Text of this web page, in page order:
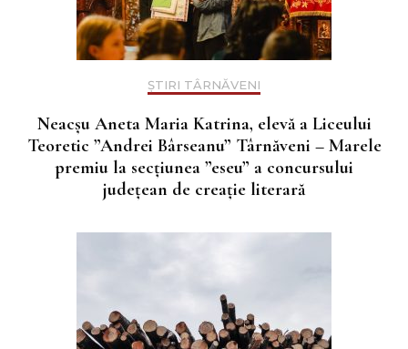
ȘTIRI TÂRNĂVENI
Neacșu Aneta Maria Katrina, elevă a Liceului
Teoretic ”Andrei Bârseanu” Târnăveni – Marele
premiu la secțiunea ”eseu” a concursului
județean de creație literară